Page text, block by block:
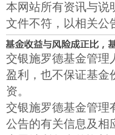
本网站所有资讯与说
文件不符，以相关公
交银施罗德基金管理
盈利，也不保证基金
资。
交银施罗德基金管理
公告的有关信息及相